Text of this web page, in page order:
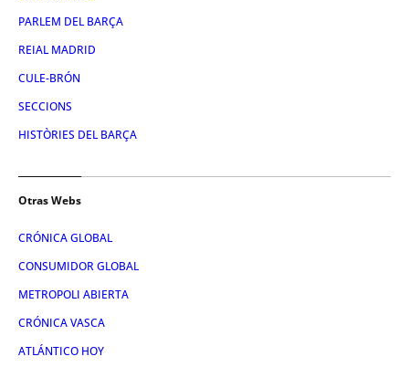
PARLEM DEL BARÇA
REIAL MADRID
CULE-BRÓN
SECCIONS
HISTÒRIES DEL BARÇA
Otras Webs
CRÓNICA GLOBAL
CONSUMIDOR GLOBAL
METROPOLI ABIERTA
CRÓNICA VASCA
ATLÁNTICO HOY